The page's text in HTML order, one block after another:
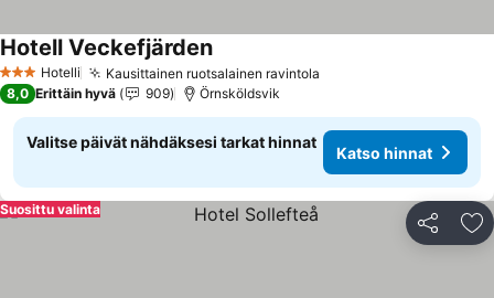
3 Tähtiluokitus
Hotelli Kausittainen ruotsalainen ravintola
Hotell VeckefjärdenKatso hinnat
8,0 Erittäin hyvä 909 Örnsköldsvik
Valitse päivät nähdäksesi tarkat hinnat
Katso hinnat
Jaa
Suosittu valinta